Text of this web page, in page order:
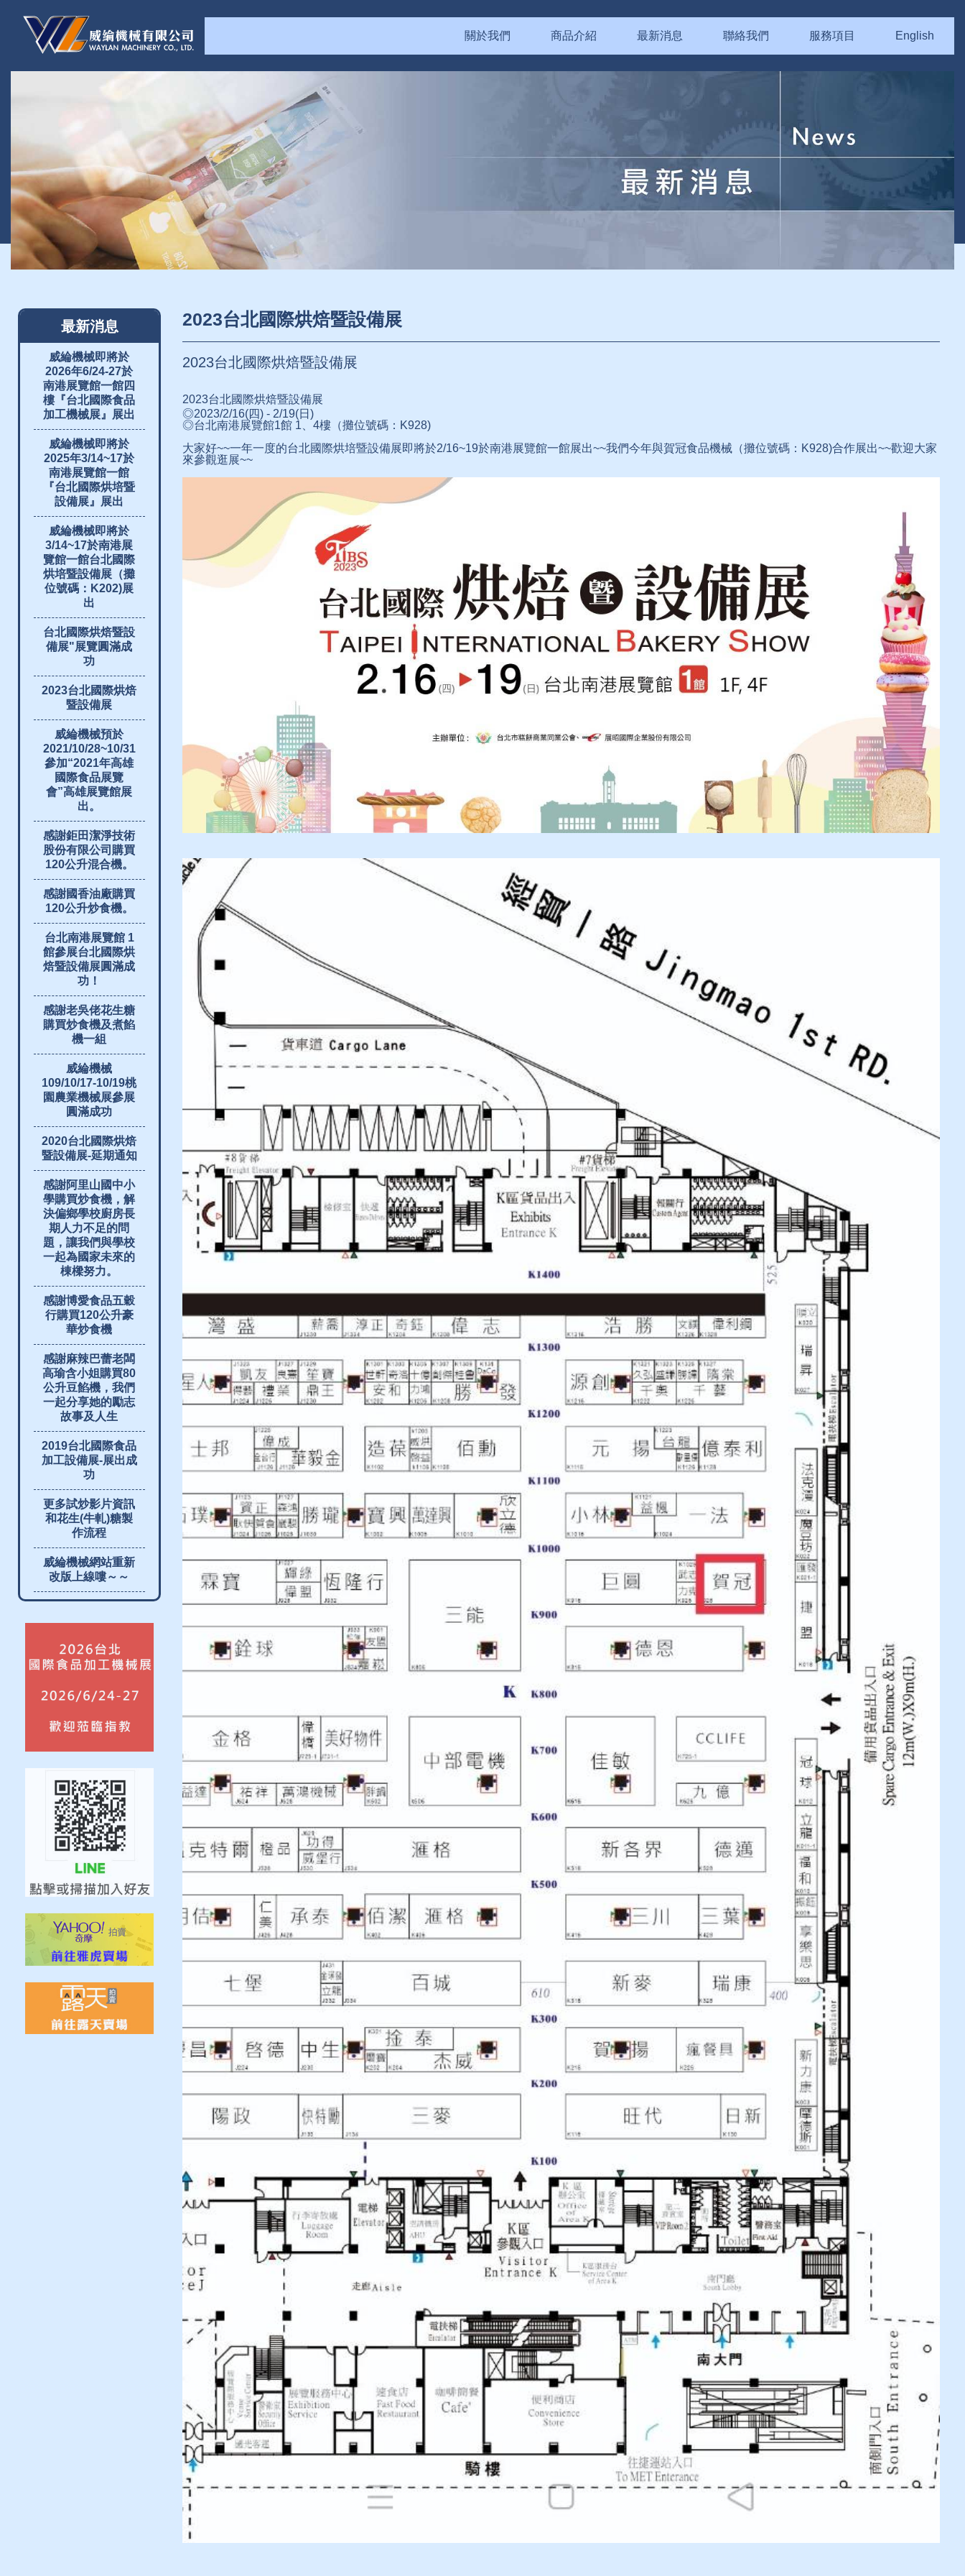
關於我們 商品介紹 最新消息 聯絡我們 服務項目 English
最新消息
威綸機械即將於
2026年6/24-27於
南港展覽館一館四
樓『台北國際食品
加工機械展』展出
威綸機械即將於
2025年3/14~17於
南港展覽館一館
『台北國際烘培暨
設備展』展出
威綸機械即將於
3/14~17於南港展
覽館一館台北國際
烘培暨設備展（攤
位號碼：K202)展
出
台北國際烘焙暨設
備展"展覽圓滿成
功
2023台北國際烘焙
暨設備展
威綸機械預於
2021/10/28~10/31
參加“2021年高雄
國際食品展覽
會”高雄展覽館展
出。
感謝鉅田潔淨技術
股份有限公司購買
120公升混合機。
感謝國香油廠購買
120公升炒食機。
台北南港展覽館 1
館參展台北國際烘
焙暨設備展圓滿成
功！
感謝老吳佬花生糖
購買炒食機及煮餡
機一組
威綸機械
109/10/17-10/19桃
園農業機械展參展
圓滿成功
2020台北國際烘焙
暨設備展-延期通知
感謝阿里山國中小
學購買炒食機，解
決偏鄉學校廚房長
期人力不足的問
題，讓我們與學校
一起為國家未來的
棟樑努力。
感謝博愛食品五穀
行購買120公升豪
華炒食機
感謝麻辣巴蕾老闆
高瑜含小姐購買80
公升豆餡機，我們
一起分享她的勵志
故事及人生
2019台北國際食品
加工設備展-展出成
功
更多試炒影片資訊
和花生(牛軋)糖製
作流程
威綸機械網站重新
改版上線嘍～～
2023台北國際烘焙暨設備展
2023台北國際烘焙暨設備展
2023台北國際烘焙暨設備展
◎2023/2/16(四) - 2/19(日)
◎台北南港展覽館1館 1、4樓（攤位號碼：K928)
大家好~~一年一度的台北國際烘培暨設備展即將於2/16~19於南港展覽館一館展出~~我們今年與賀冠食品機械（攤位號碼：K928)合作展出~~歡迎大家
來參觀逛展~~